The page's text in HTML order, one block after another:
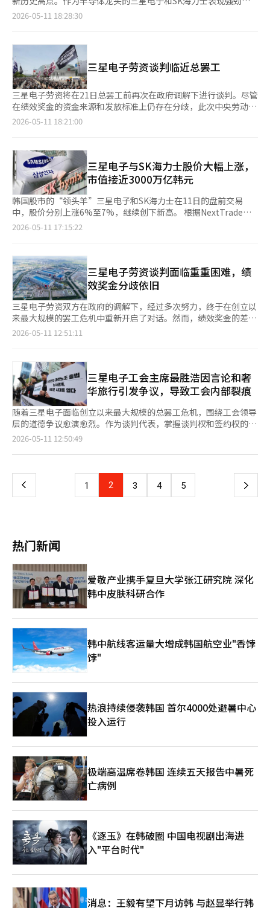
没地方可以炫耀和交流，所以我在竹林里发帖。” 与此形成对比
的是，另一名会计事务所的职员B在去年10月将所有三星电子股票
感到后悔。 B表示，为了购买位于首尔麻浦公德洞的一套公寓，他
卖掉了当时价值约5亿韩元的三星电子股票。 B表示：“为了购
房，我借用了透支账户和父母的帮助，共筹集了9亿韩元。虽然房
价上涨了约1亿韩元，但如果当时保留三星电子股票，现在的价值
已达到20亿韩元。” 他感慨道：“如果当时不卖，手中将有20亿
韩元而没有债务。” 此外，B还透露，除去向父母借款，他每月需
偿还约380万韩元的贷款本息。 B表示：“即使每月实发650万韩
元，偿还贷款后剩下的270万韩元用于生活，感到非常悲惨和愤
的故事，错失赚钱机会的韩国人可能有100万人。”、“如果股票
没有上涨，可能会因为房价上涨而感到高兴。”、“没有股票和房
子的人也很多。”等评论。 与此同时，截至11日上午9时30分，三
星电子和SK海力士的股价在开盘初期双双创下历史新高。 三星电
子的股价较前一交易日上涨6.52%，交易价格为28万6000韩元，
盘中一度上涨至28万6500韩元，创下历史新高；SK海力士的股价
也上涨9.91%，交易价格为185万3000韩元，盘中一度上涨至185
万9000韩元，创下历史新高。 根据前一天韩国交易所的数据，上
期强劲的预期。※ 本报道经人工智能（AI）系统翻译与编辑。
推动了指数的上涨。 根据韩国交易所的数据，截至上午9时9分，
随后继续扩大涨幅。 在证券市场上，外国投资者和机构分别净卖
出4207亿韩元和1325亿韩元，而个人投资者则净买入5264亿韩
元，吸纳了这些资金。 在市值前列的股票中，三星电子
（6.15%）、SK海力士（9.43%）、SK广场（6.02%）、现代汽
车（0.98%）、三星物产（14.79%）、HD现代重工（4.41%）、
汉华航空航天（3.90%）等均在上涨，而LG能源解决方案
（-1.78%）、斗山能源（-0.46%）、三星生物制剂（-0.54%）等
则在下跌。 当天，三星电子和SK海力士在盘前交易中均上涨7%至
时，KOSDAQ指数较前一交易日下跌1.84点（0.15%），报
1205.88点。该指数以1212.88点开盘，较前一交易日上涨5.16点
（0.43%），但在外国投资者和机构的卖出压力下转为下跌。 在
KOSDAQ市场上，外国投资者和机构分别净卖出1625亿韩元和519
亿韩元，而个人投资者则净买入2167亿韩元。 在市值前列的股票
中，EcoPro BM（-2.53%）、EcoPro（-2.39%）、
Alteogen（-2.35%）、Rainbow Robotics（-1.40%）、Kolon
TissueGene（-3.83%）、三千堂制药（-2.72%）、
Engineering（9.07%）等则在上涨。 Kiwoom证券的研究员韩志
英表示：“KOSPI在历史性的上涨中将继续进行博弈。本周将有4
月CPI和美中领导人会晤等外部事件，但自上周以来持续的半导体
上涨将是更为重要的因素。” 她还强调：“目前所有供需主体之
间都出现了获利了结的欲望，因此在盘中短期供需波动可能会加
大，投资者需注意。”※ 本报道经人工智能（AI）系统翻译与编
辑。
2026-05-11 18:28:30
三星电子劳资谈判临近总罢工
三星电子劳资将在21日总罢工前再次在政府调解下进行谈判。尽管
在绩效奖金的资金来源和发放标准上仍存在分歧，此次中央劳动委
员会的后续调解预计将是总罢工前的最后一次谈判。 11日，业内
意继续进行调解的制度，由中央劳动委员会担任调解角色。如果在
此过程中达成调解方案，将具有与集体协议相同的法律效力。 此
前，三星电子劳资在2至3月进行过关于工资和绩效奖金的调解，但
未能达成一致，最终决定中止调解。随后在劳动部的劝说下，劳资
双方重新展开对话，促成了此次后续调解程序的进行。 工会方
面，超企业工会三星电子分会的会长崔胜浩、副会长李松义及政策
企划局长金在元等人将参加谈判。 然而，谈判达成协议的可能性
仍然不明朗。工会要求取消绩效奖金上限，并将营业利润的15%作
加，基于半导体部门的员工，单人绩效奖金可能达到数亿元。 相
对而言，管理层表示可以通过特别奖励来推动行业最高水平的薪
酬，但对将绩效奖金上限制度化的方案持保留态度，认为固定的绩
效奖金体系的扩大可能会导致未来的经营负担。 如果此次后续调
解未能达成协议，三星电子自创立以来可能面临第二次大规模罢工
的风险。 三星电子在2024年曾因全国三星电子工会（全三工）主
导而经历过罢工。当时，全三工的会员约有32000人，实际参与罢
工的人数有限，生产受到的影响不大。 但此次超企业工会的会员
间。业内人士认为，如果工会如预告的那样，从21日到下个月7日
发起总罢工，半导体生产和供应链的运营将面临相当大的压力。
全球投资银行摩根大通最近在一份报告中分析称，如果此次罢工持
续，三星电子的年营业利润可能减少超过40万亿韩元。
2026-05-11 18:21:00
三星电子与SK海力士股价大幅上涨，
市值接近3000万亿韩元
韩国股市的“领头羊”三星电子和SK海力士在11日的盘前交易
中，股价分别上涨6%至7%，继续创下新高。 根据NextTrade的
数据，截至11日早上8时6分，三星电子的股价上涨了1万7000韩元
到180万4000韩元，市值约为1285万715亿韩元。 两家公司市值
合计约为2954万亿韩元。由于盘前交易中半导体大盘股的买入热
潮，市场对KOSPI进一步上涨的期待也在增加。 近期市场分析指
出，基于高带宽内存（HBM）的人工智能（AI）半导体需求扩大，
以及内存市场状况改善的预期，推动了三星电子和SK海力士的股
价上涨。尤其是外资和杠杆资金集中投资于半导体龙头股，导致整
个股市的交易量也加大，三星电子与SK海力士的集中现象愈发明
显。 此外，今天的上涨趋势似乎受到周末纽约股市上涨的影响。
股市收盘上涨。 道琼斯工业平均指数较前一交易日上涨12.19点
（0.02%），收于49609.16点。标准普尔500指数上涨61.82点
（0.84%），收于7398.93点。以科技股为主的纳斯达克指数上涨
440.88点（1.71%），收于26247.08点。※ 本报道经人工智能
（AI）系统翻译与编辑。
2026-05-11 17:15:22
三星电子劳资谈判面临重重困难，绩
效奖金分歧依旧
三星电子劳资双方在政府的调解下，经过多次努力，终于在创立以
来最大规模的罢工危机中重新开启了对话。然而，绩效奖金的差
异、工会内部的矛盾以及法律争议等难题依然堆积，因此此次谈判
12日在政府世宗厅中央劳动委员会进行为期两天的事后调解。这是
自3月劳资最后一次对话以来的第45天。 事后调解虽然没有法律约
束力，但通常在劳资双方同意的情况下，劳动委员会会再次介入以
促成最终协议。此次事后调解将由劳资双方共同推荐的一名委员负
责的“单独调解人程序”进行。 尽管三星电子劳资双方通过事后
调解重新坐到了谈判桌前，但在绩效奖金问题上依然存在明显分
歧。公司方面提出，计划将原本“年薪的50%”的绩效奖金上限规
定替换为，在半导体（DS）部门的销售和营业利润达到国内第一
时，利用营业利润的10%作为绩效奖金的资金来源。同时，针对长
可保证75%的绩效奖金。 而工会则要求“全面废除绩效奖金上
限”，并坚持“利用营业利润的15%作为资金来源”，双方争执不
于成员所属部门间的利益关系交织，裂痕日益明显。由于移动、家
金方面面临现实限制，DX部门主导的工会“三星电子劳动组合同
行”曾正式要求谈判代表工会“将DX成员的议题也纳入谈判”。
部分工会成员中也出现了将部分绩效奖金资金不分部门统一分配的
声音，旨在通过应用所谓的“原三星”原则来缓解内部矛盾。然
而，掌握谈判实权的超企业工会对此表示“今年的谈判方案并未考
虑”，这被解读为考虑到70%以上的加入工会成员来自DS部门，
依然通过部门业绩的补偿体系来维护成员的利益。 问题在于，即
使事后调解勉强达成协议，罢工的火种依然存在。与2024年三星
电子创立以来首次罢工时一样，即便劳资达成协议，内部反对声音
依然可能导致总罢工的发生，因此担忧“协议后的阵痛”可能重
演。因此，13日的“禁止争议行为的临时申请第二次审理日”将成
为罢工是否继续的关键节点。 如果法院支持公司提出的临时申
请，工会的罢工动力将大幅削弱；反之，如果驳回申请，工会将获
得强有力的理由，可能进一步加大罢工的力度。水原地方法院表
示，最迟将在20日之前公布临时申请的结果。 业内人士表
电子将面临创立以来最大规模的生产中断风险，并卷入法律争议和
罢工的漩涡。”他指出，“劳资双方应当在名分之上，做出实质性
的生存决策。”※ 本报道经人工智能（AI）系统翻译与编辑。
2026-05-11 12:51:11
三星电子工会主席最胜浩因言论和奢
华旅行引发争议，导致工会内部裂痕
随着三星电子面临创立以来最大规模的总罢工危机，围绕工会领导
层的道德争议愈演愈烈。作为谈判代表，掌握谈判权和签约权的三
星集团超企业工会三星电子分会（超企业工会）主席最胜浩的“言
内部也出现对最胜浩能力的批评声音。 10日，业界消息称，最胜
么要做卧底？”并强硬回应称“将被开除”。尽管该成员请求有机
会进行说明，最胜浩却公开表示：“将更改为非权利成员，并在执
（前三星工会）于7日向超企业工会发出公文，要求对“对工会成
员意见收集活动的谈判排除威胁性发言表示遗憾并道歉”。 前三
星工会指出，最胜浩的言行“不仅是对个人的攻击，更是将成品
（DX）工会成员的声音从谈判桌上抹去的行为”，并表示“严重
妨碍了工会代表的职务，破坏了工人之间及工会之间的信任”。他
们进一步要求最胜浩对此发言道歉，并展现出恢复组织间信任的积
极态度。 在此之前，3日，三星电子第三大工会及DX核心的三星电
子工会同行（同行工会）表示：“工会对全体成员权益的提案及请
求没有任何回应”，并宣布终止参与联合谈判。同行工会指
出：“超企业工会滥用作为过半工会的权利，故意忽视、排除我们
的意见，甚至持续进行符合刑法第311条侮辱的贬低行为。” 最胜
浩的不当言行并非首次受到关注。在三星电子主导创立以来最大规
模的罢工期间，最胜浩于上月底前往东南亚度假，引发三星电子员
任。 在推动工会要求的过程中，最胜浩因贬低其他公司工会而引
发争议，并曾公开道歉。最近，李在明总统针对三星电子工会发表
言论时，最胜浩在成员社区中提到：“这是在说LG（U+），因为
他们要求30%。”并表示：“我们应该在合理范围内（15%）进
行。” 然而，若按奖金金额比较，三星电子半导体部门要求的奖
金为每人平均6亿韩元，而LG U+工会的要求金额甚至未达到每人
3000万韩元。因此，LG U+工会对此表示反对，超企业工会方面也
表示“真诚道歉”，并低下了头。※ 本报道经人工智能（AI）系统
翻译与编辑。
2026-05-11 12:50:49
上
页
1 2 3 4 5 下
热门新闻
爱敬产业携手复旦大学张江研究院 深化
韩中皮肤科研合作
韩中航线客运量大增成韩国航空业"香饽
饽"
热浪持续侵袭韩国 首尔4000处避暑中心
投入运行
极端高温席卷韩国 连续五天报告中暑死
亡病例
《逐玉》在韩破圈 中国电视剧出海进
入"平台时代"
消息：王毅有望下月访韩 与赵显举行韩